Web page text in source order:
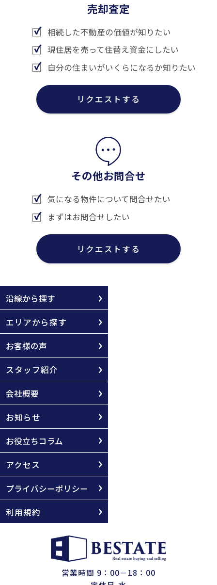
売却査定
相続した不動産の価値が知りたい
現住居を売って住替え資金にしたい
自分の住まいがいくらになるか知りたい
リクエストする
その他お問合せ
気になる物件について問合せたい
まずはお問合せしたい
リクエストする
沿線から探す
エリアから探す
お客様の声
スタッフ紹介
会社概要
お知らせ
お役立ちコラム
アクセス
プライバシーポリシー
利用規約
営業時間 9：00－18：00